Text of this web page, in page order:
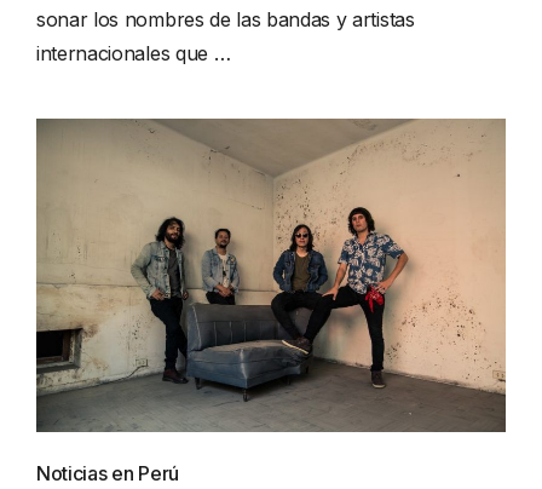
sonar los nombres de las bandas y artistas
internacionales que …
Noticias en Perú